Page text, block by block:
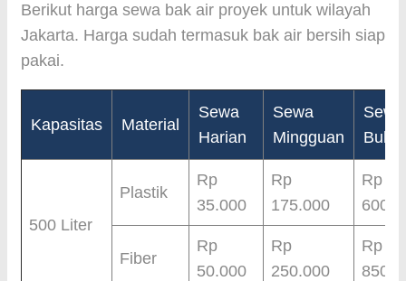
Berikut harga sewa bak air proyek untuk wilayah
Jakarta. Harga sudah termasuk bak air bersih siap
pakai.
Kapasitas Material
Sewa
Harian
Sewa
Mingguan
Sewa
500 Liter
Plastik
Rp
35.000
Rp
175.000
Rp
Fiber
Rp
50.000
Rp
250.000
Rp